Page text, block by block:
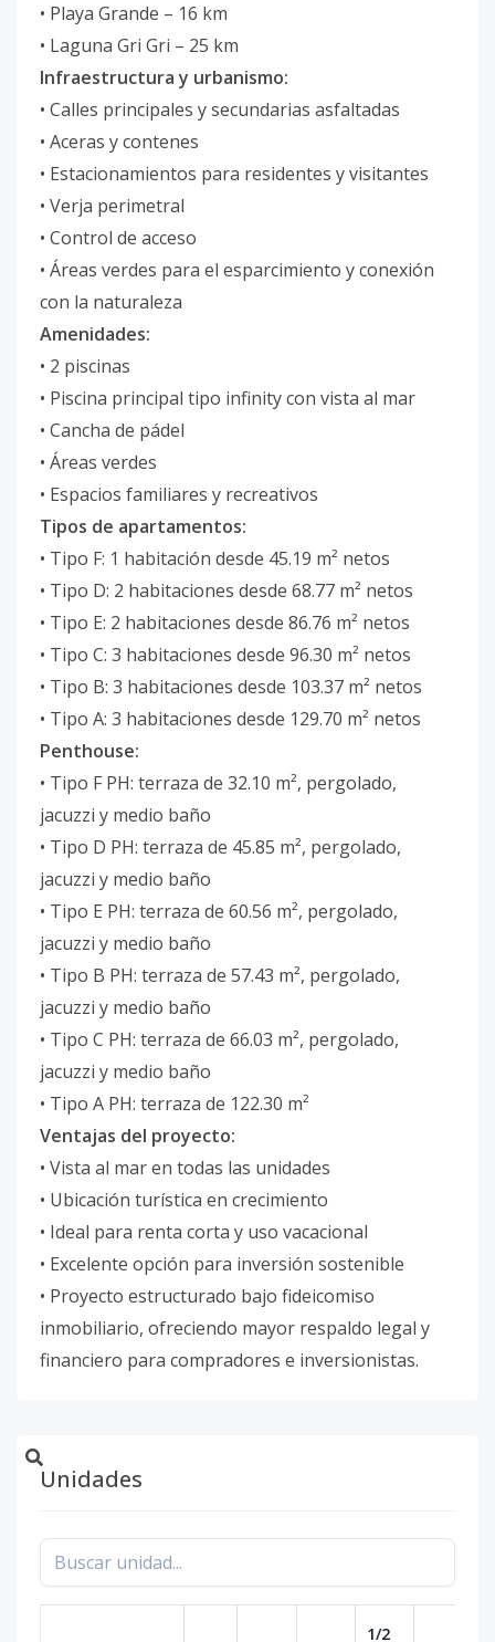
• Playa Grande – 16 km
• Laguna Gri Gri – 25 km
Infraestructura y urbanismo:
• Calles principales y secundarias asfaltadas
• Aceras y contenes
• Estacionamientos para residentes y visitantes
• Verja perimetral
• Control de acceso
• Áreas verdes para el esparcimiento y conexión
con la naturaleza
Amenidades:
• 2 piscinas
• Piscina principal tipo infinity con vista al mar
• Cancha de pádel
• Áreas verdes
• Espacios familiares y recreativos
Tipos de apartamentos:
• Tipo F: 1 habitación desde 45.19 m² netos
• Tipo D: 2 habitaciones desde 68.77 m² netos
• Tipo E: 2 habitaciones desde 86.76 m² netos
• Tipo C: 3 habitaciones desde 96.30 m² netos
• Tipo B: 3 habitaciones desde 103.37 m² netos
• Tipo A: 3 habitaciones desde 129.70 m² netos
Penthouse:
• Tipo F PH: terraza de 32.10 m², pergolado,
jacuzzi y medio baño
• Tipo D PH: terraza de 45.85 m², pergolado,
jacuzzi y medio baño
• Tipo E PH: terraza de 60.56 m², pergolado,
jacuzzi y medio baño
• Tipo B PH: terraza de 57.43 m², pergolado,
jacuzzi y medio baño
• Tipo C PH: terraza de 66.03 m², pergolado,
jacuzzi y medio baño
• Tipo A PH: terraza de 122.30 m²
Ventajas del proyecto:
• Vista al mar en todas las unidades
• Ubicación turística en crecimiento
• Ideal para renta corta y uso vacacional
• Excelente opción para inversión sostenible
• Proyecto estructurado bajo fideicomiso
inmobiliario, ofreciendo mayor respaldo legal y
financiero para compradores e inversionistas.
Unidades
1/2